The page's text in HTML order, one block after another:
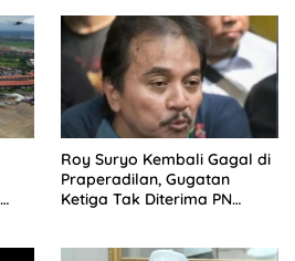
Roy Suryo Kembali Gagal di
Praperadilan, Gugatan
Ketiga Tak Diterima PN